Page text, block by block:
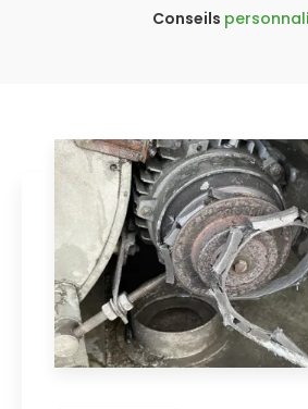
Conseils